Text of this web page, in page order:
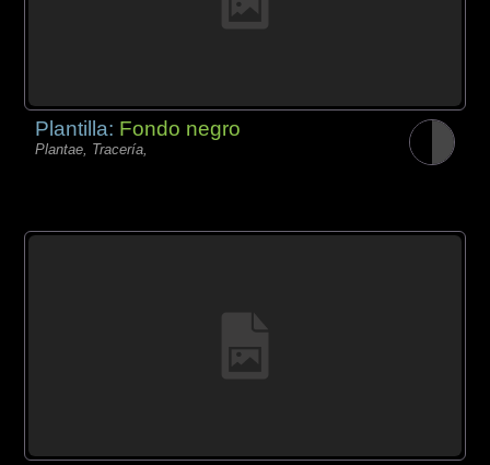
Plantilla: Fondo negro
Plantae, Tracería,